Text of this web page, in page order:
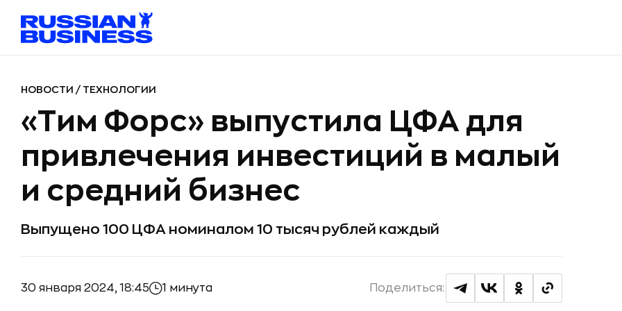
НОВОСТИ / ТЕХНОЛОГИИ
«Тим Форс» выпустила ЦФА для
привлечения инвестиций в малый
и средний бизнес
Выпущено 100 ЦФА номиналом 10 тысяч рублей каждый
30 января 2024, 18:45 1 минута Поделиться: